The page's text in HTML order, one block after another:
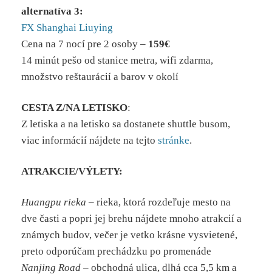
alternatíva 3:
FX Shanghai Liuying
Cena na 7 nocí pre 2 osoby – 159€
14 minút pešo od stanice metra, wifi zdarma,
množstvo reštaurácií a barov v okolí
CESTA Z/NA LETISKO:
Z letiska a na letisko sa dostanete shuttle busom,
viac informácií nájdete na tejtostránke.
ATRAKCIE/VÝLETY:
Huangpu rieka – rieka, ktorá rozdeľuje mesto na
dve časti a popri jej brehu nájdete mnoho atrakcií a
známych budov, večer je vetko krásne vysvietené,
preto odporúčam prechádzku po promenáde
Nanjing Road – obchodná ulica, dlhá cca 5,5 km a